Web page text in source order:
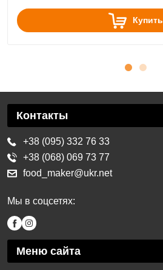
Купить
Меню сайта
Контакты
+38 (095) 332 76 33
+38 (068) 069 73 77
food_maker@ukr.net
Мы в соцсетях: